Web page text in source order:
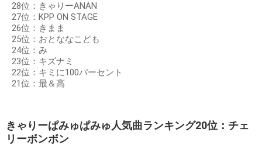
28位：きゃりーANAN
27位：KPP ON STAGE
26位：きまま
25位：おとななこども
24位：み
23位：キズナミ
22位：キミに100パーセント
21位：最＆高
きゃりーぱみゅぱみゅ人気曲ランキング20位：チェ
リーボンボン